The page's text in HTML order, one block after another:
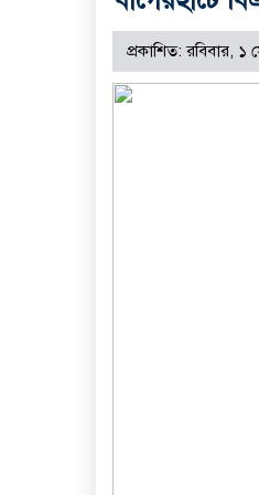
প্রকাশিত: রবিবার, ১